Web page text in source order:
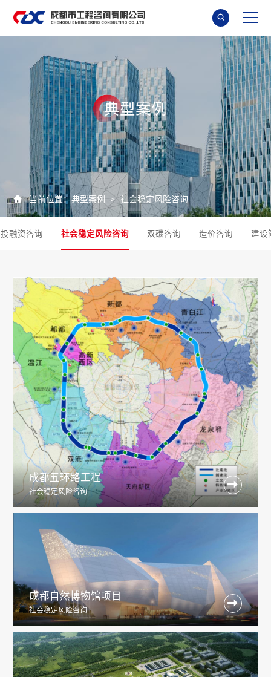

典型案例
 当前位置： 典型案例 > 社会稳定风险咨询
投融资咨询 社会稳定风险咨询 双碳咨询 造价咨询 建设
成都五环路工程
社会稳定风险咨询

成都自然博物馆项目
社会稳定风险咨询
